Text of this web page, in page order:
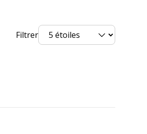
undefined kg CO2e
Filtrer